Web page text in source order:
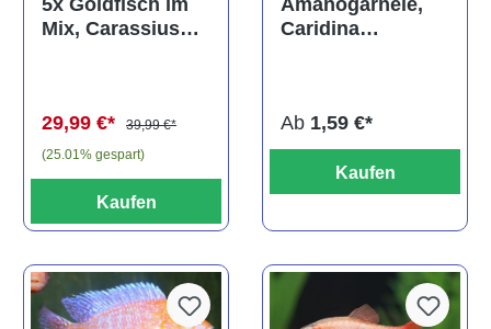
5x Goldfisch im
Mix, Carassius
29,99 €*
39,99 €*
(25.01% gespart)
Kaufen
Amanogarnele,
Caridina
Ab 1,59 €*
Kaufen